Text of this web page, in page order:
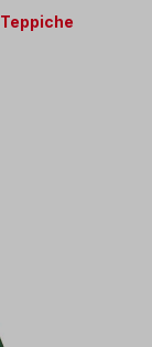
Teppiche